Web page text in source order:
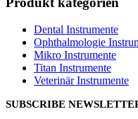
Dental Instrumente
Ophthalmologie
Mikro Instrumente
Titan Instrumente
Veterinär Instrumente
SUBSCRIBE